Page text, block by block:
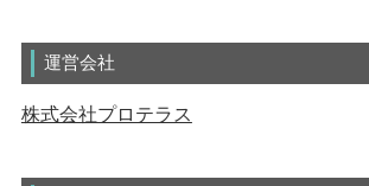
運営会社
株式会社プロテラス